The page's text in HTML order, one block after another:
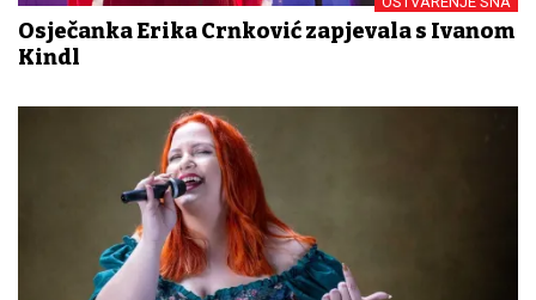
Osječanka Erika Crnković zapjevala s Ivanom
Kindl